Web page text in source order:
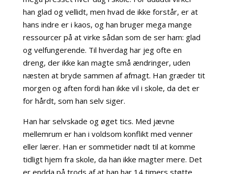
han glad og vellidt, men hvad de ikke forstår, er at
hans indre er i kaos, og han bruger mega mange
ressourcer på at virke sådan som de ser ham: glad
og velfungerende. Til hverdag har jeg ofte en
dreng, der ikke kan magte små ændringer, uden
næsten at bryde sammen af afmagt. Han græder tit
morgen og aften fordi han ikke vil i skole, da det er
for hårdt, som han selv siger.
Han har selvskade og øget tics. Med jævne
mellemrum er han i voldsom konflikt med venner
eller lærer. Han er sommetider nødt til at komme
tidligt hjem fra skole, da han ikke magter mere. Det
er endda på trods af at han har 14 timers støtte